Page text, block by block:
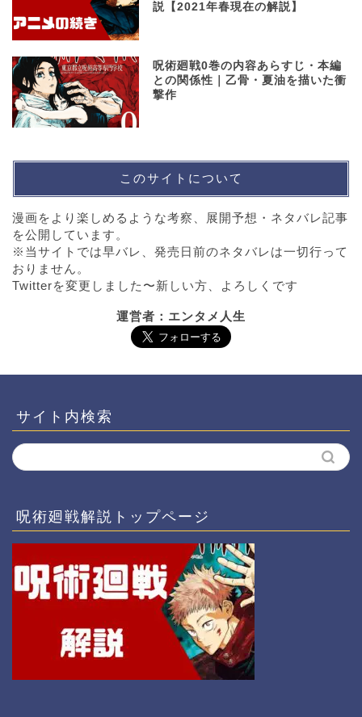
説【2021年春現在の解説】
呪術廻戦0巻の内容あらすじ・本編
との関係性｜乙骨・夏油を描いた衝
撃作
このサイトについて
漫画をより楽しめるような考察、展開予想・ネタバレ記事
を公開しています。
※当サイトでは早バレ、発売日前のネタバレは一切行って
おりません。
Twitterを変更しました〜新しい方、よろしくです
運営者：エンタメ人生
サイト内検索
呪術廻戦解説トップページ